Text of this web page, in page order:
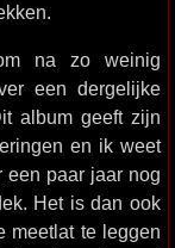
na zo weinig
een dergelijke
album geeft zijn
en ik weet
een paar jaar nog
Het is dan ook
meetlat te leggen